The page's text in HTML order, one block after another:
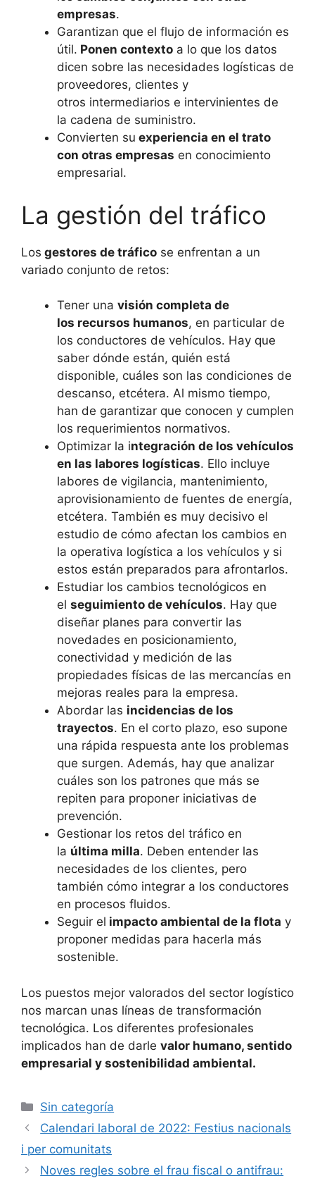
empresas.
Garantizan que el flujo de información es
útil. Ponen contexto a lo que los datos
dicen sobre las necesidades logísticas de
proveedores, clientes y
otros intermediarios e intervinientes de
la cadena de suministro.
Convierten su experiencia en el trato
con otras empresas en conocimiento
empresarial.
La gestión del tráfico
Los gestores de tráfico se enfrentan a un
variado conjunto de retos:
Tener una visión completa de
los recursos humanos, en particular de
los conductores de vehículos. Hay que
saber dónde están, quién está
disponible, cuáles son las condiciones de
descanso, etcétera. Al mismo tiempo,
han de garantizar que conocen y cumplen
los requerimientos normativos.
Optimizar la integración de los vehículos
en las labores logísticas. Ello incluye
labores de vigilancia, mantenimiento,
aprovisionamiento de fuentes de energía,
etcétera. También es muy decisivo el
estudio de cómo afectan los cambios en
la operativa logística a los vehículos y si
estos están preparados para afrontarlos.
Estudiar los cambios tecnológicos en
el seguimiento de vehículos. Hay que
diseñar planes para convertir las
novedades en posicionamiento,
conectividad y medición de las
propiedades físicas de las mercancías en
mejoras reales para la empresa.
Abordar las incidencias de los
trayectos. En el corto plazo, eso supone
una rápida respuesta ante los problemas
que surgen. Además, hay que analizar
cuáles son los patrones que más se
repiten para proponer iniciativas de
prevención.
Gestionar los retos del tráfico en
la última milla. Deben entender las
necesidades de los clientes, pero
también cómo integrar a los conductores
en procesos fluidos.
Seguir el impacto ambiental de la flota y
proponer medidas para hacerla más
sostenible.
Los puestos mejor valorados del sector logístico
nos marcan unas líneas de transformación
tecnológica. Los diferentes profesionales
implicados han de darle valor humano, sentido
empresarial y sostenibilidad ambiental.
Categorías
Sin categoría
Navegación
de
entradas
Calendari laboral de 2022: Festius nacionals
i per comunitats
Noves regles sobre el frau fiscal o antifrau: